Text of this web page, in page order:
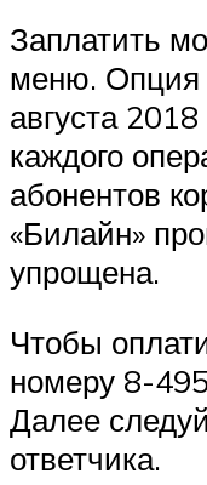
Заплатить
меню. Опция
августа
каждого
абонентов
«Билайн»
упрощена.
Чтобы
номеру 8-
Далее
ответчика.